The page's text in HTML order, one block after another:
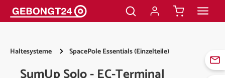
springen
Haltesysteme SpacePole Essentials (Einzelteile)